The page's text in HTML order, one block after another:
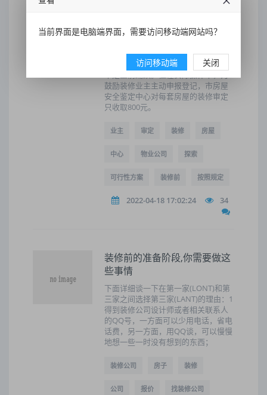
次《无锡市房管安全管理条例》实施
罚力度，一改以前物业公司不闻不问
也无从对之处罚的格局,业主办理装修
鼓励装修业主主动申报登记，市房屋
安全鉴定中心对每套房屋的装修审定
只收取800元。
业主 审定 装修 房屋
中心 物业公司 探索
可行性方案 装修前 按照规定
2022-04-18 17:02:24 34
装修前的准备阶段,你需要做这
些事情
下面详细谈一下在第一家(LONT)和第
三家之间选择第三家(LANT)的理由：1
得到装修公司设计师或者相关联系人
的QQ号，一方面可以少用电话，省电
话费，另一方面，用QQ谈，可以慢慢
地想一些一时没有想到的东西；
装修公司 房子 装修
公司 报价 找装修公司
当前界面是电脑端界面，需要访问移动端网站吗？
访问移动端 关闭